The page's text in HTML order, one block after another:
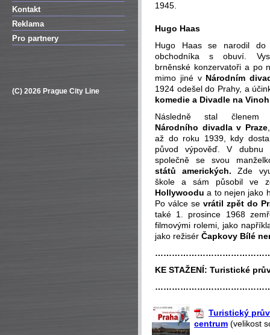
Kontakt
Reklama
Pro partnery
(C) 2026 Prague City Line
1945.
Hugo Haas
Hugo Haas se narodil do
obchodníka s obuví.
brněnské konzervatoři a po
mimo jiné v Národním
1924 odešel do Prahy, a
komedie a Divadle na
Následně stal členem
Národního divadla v Praze
až do roku 1939, kdy
původ výpověď. V dubnu
společně se svou
států amerických. Zde
škole a sám působil ve
Hollywoodu a to nejen jako
Po válce sevrátil zpět do
také 1. prosince 1968
filmovými rolemi, jako
jako režisér Čapkovy Bílé
KE STAŽENÍ: Turistické
Turistický
centrum (velikost